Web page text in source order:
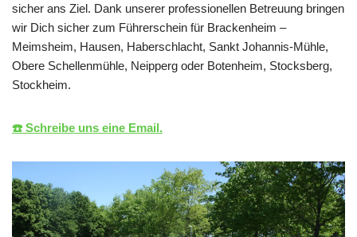
sicher ans Ziel. Dank unserer professionellen Betreuung bringen
wir Dich sicher zum Führerschein für Brackenheim –
Meimsheim, Hausen, Haberschlacht, Sankt Johannis-Mühle,
Obere Schellenmühle, Neipperg oder Botenheim, Stocksberg,
Stockheim.
☎️ Schreibe uns eine Email.